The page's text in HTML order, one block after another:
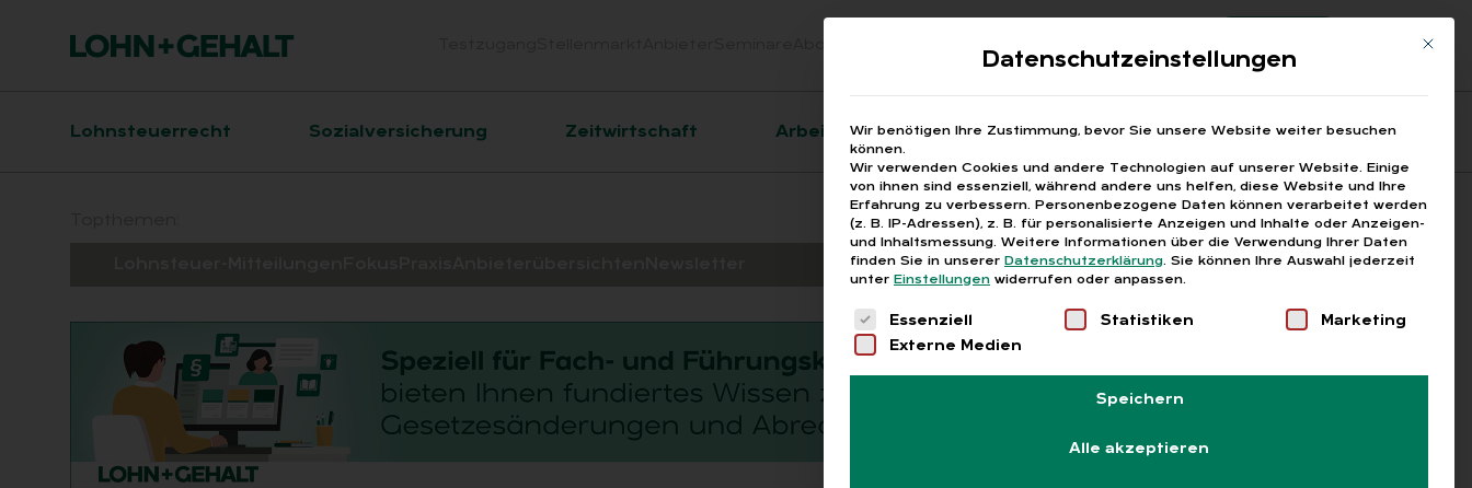
Suchen
Registrierung
Hauptnavigation
Lohnsteuerrecht Sozialversicherung Zeitwirtschaft Arbeitsrecht Fragen aus den ARGEn Printausgaben
Mit
Datenschutzeinstellungen
Wir benötigen Ihre Zustimmung, bevor Sie unsere Website weiter besuchen
können.
Wir verwenden Cookies und andere Technologien auf unserer Website. Einige
von ihnen sind essenziell, während andere uns helfen, diese Website und Ihre
Erfahrung zu verbessern. Personenbezogene Daten können verarbeitet werden
(z. B. IP-Adressen), z. B. für personalisierte Anzeigen und Inhalte oder Anzeigen-
und Inhaltsmessung. Weitere Informationen über die Verwendung Ihrer Daten
finden Sie in unserer Datenschutzerklärung. Sie können Ihre Auswahl jederzeit
unter Einstellungen widerrufen oder anpassen.
Es folgt eine Liste der Service-Gruppen, für die eine
Essenziell Statistiken
Marketing
Externe Medien
Speichern
Alle akzeptieren